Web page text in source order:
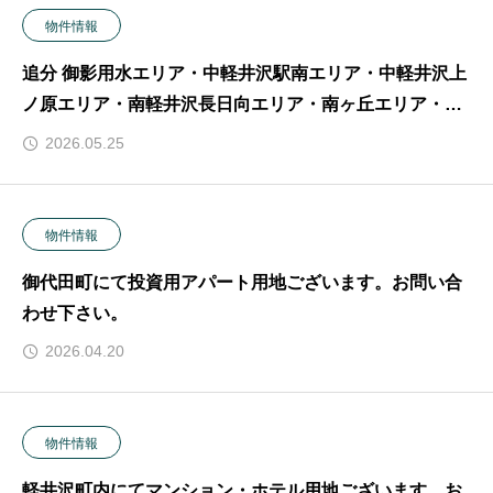
物件情報
追分 御影用水エリア・中軽井沢駅南エリア・中軽井沢上
ノ原エリア・南軽井沢長日向エリア・南ヶ丘エリア・旧
軽井沢・万平ホテル近隣エリア・鹿島の森エリアの販売
2026.05.25
物件情報
御代田町にて投資用アパート用地ございます。お問い合
わせ下さい。
2026.04.20
物件情報